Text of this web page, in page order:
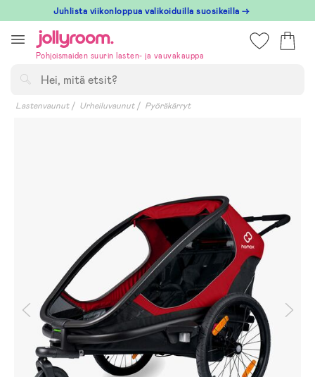
till
innehållet
Juhlista viikonloppua valikoiduilla suosikeilla →
Pohjoismaiden suurin lasten- ja vauvakauppa
Lastenvaunut Urheiluvaunut Pyöräkärryt